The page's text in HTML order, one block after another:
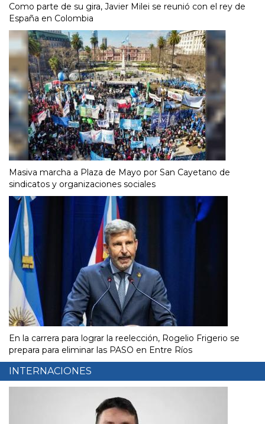
Como parte de su gira, Javier Milei se reunió con el rey de
España en Colombia
Masiva marcha a Plaza de Mayo por San Cayetano de
sindicatos y organizaciones sociales
En la carrera para lograr la reelección, Rogelio Frigerio se
prepara para eliminar las PASO en Entre Ríos
INTERNACIONES